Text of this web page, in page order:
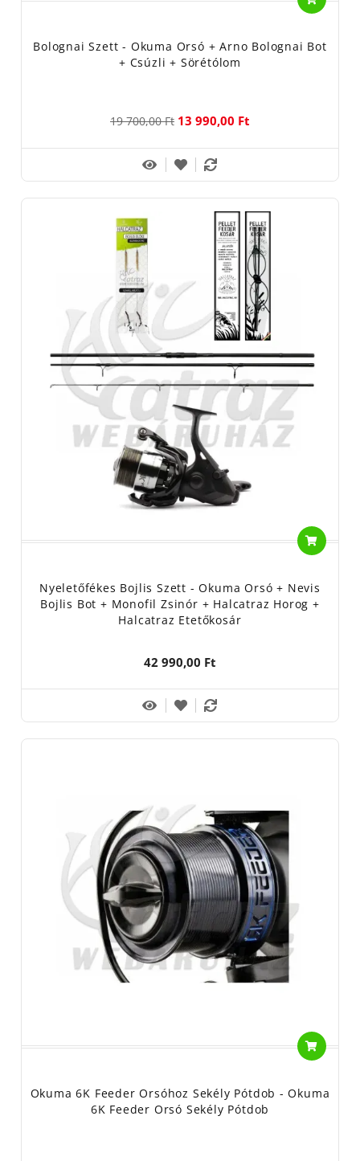
Bolognai Szett - Okuma Orsó + Arno Bolognai Bot
+ Csúzli + Sörétólom
19 700,00 Ft 13 990,00 Ft
Nyeletőfékes Bojlis Szett - Okuma Orsó + Nevis
Bojlis Bot + Monofil Zsinór + Halcatraz Horog +
Halcatraz Etetőkosár
42 990,00 Ft
Okuma 6K Feeder Orsóhoz Sekély Pótdob - Okuma
6K Feeder Orsó Sekély Pótdob